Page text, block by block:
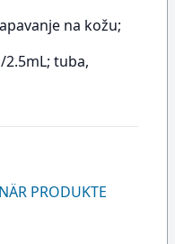
na kožu;
tuba,
PRODUKTE